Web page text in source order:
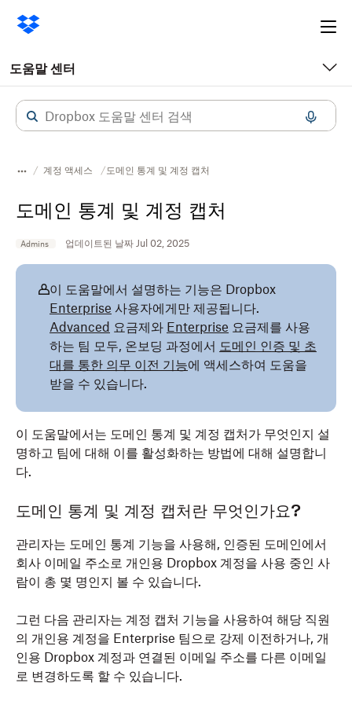
도움말 센터
계정 액세스 도메인 통계 및 계정 캡처
도메인 통계 및 계정 캡처
Admins 업데이트된 날짜 Jul 02, 2025
이 도움말에서 설명하는 기능은 Dropbox
Enterprise 사용자에게만 제공됩니다.
Advanced 요금제와 Enterprise 요금제를 사용
하는 팀 모두, 온보딩 과정에서 도메인 인증 및 초
대를 통한 의무 이전 기능에 액세스하여 도움을
받을 수 있습니다.
이 도움말에서는 도메인 통계 및 계정 캡처가 무엇인지 설
명하고 팀에 대해 이를 활성화하는 방법에 대해 설명합니
다.
도메인 통계 및 계정 캡처란 무엇인가요?
관리자는 도메인 통계 기능을 사용해, 인증된 도메인에서
회사 이메일 주소로 개인용 Dropbox 계정을 사용 중인 사
람이 총 몇 명인지 볼 수 있습니다.
그런 다음 관리자는 계정 캡처 기능을 사용하여 해당 직원
의 개인용 계정을 Enterprise 팀으로 강제 이전하거나, 개
인용 Dropbox 계정과 연결된 이메일 주소를 다른 이메일
로 변경하도록 할 수 있습니다.